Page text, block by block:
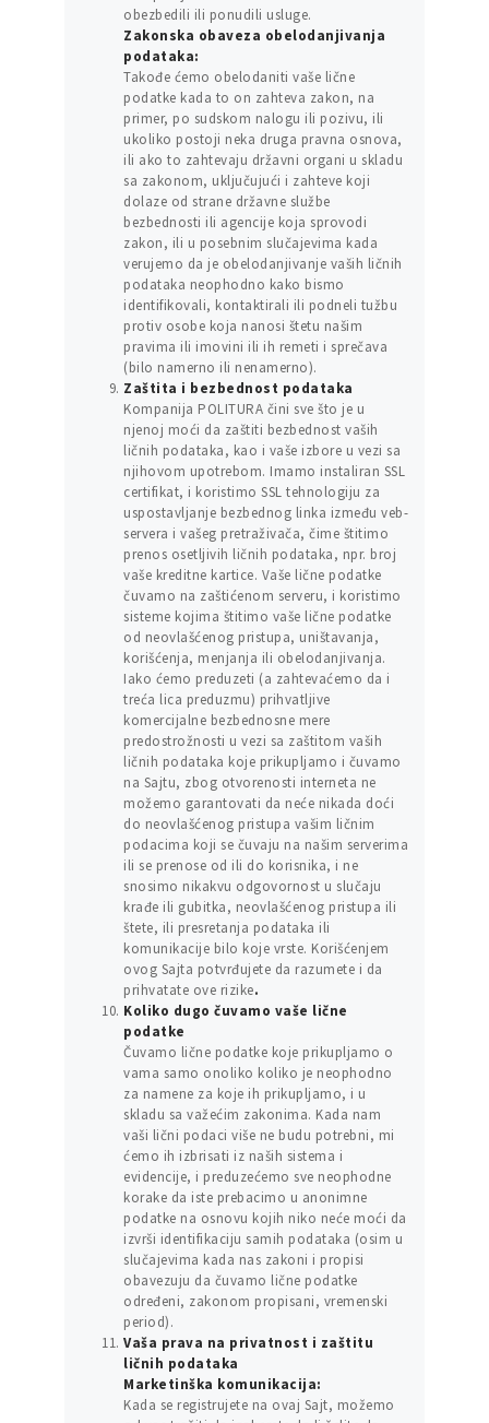
obezbedili ili ponudili usluge.
Zakonska obaveza obelodanjivanja
podataka:
Takođe ćemo obelodaniti vaše lične
podatke kada to on zahteva zakon, na
primer, po sudskom nalogu ili pozivu, ili
ukoliko postoji neka druga pravna osnova,
ili ako to zahtevaju državni organi u skladu
sa zakonom, uključujući i zahteve koji
dolaze od strane državne službe
bezbednosti ili agencije koja sprovodi
zakon, ili u posebnim slučajevima kada
verujemo da je obelodanjivanje vaših ličnih
podataka neophodno kako bismo
identifikovali, kontaktirali ili podneli tužbu
protiv osobe koja nanosi štetu našim
pravima ili imovini ili ih remeti i sprečava
(bilo namerno ili nenamerno).
Zaštita i bezbednost podataka
Kompanija POLITURA čini sve što je u
njenoj moći da zaštiti bezbednost vaših
ličnih podataka, kao i vaše izbore u vezi sa
njihovom upotrebom. Imamo instaliran SSL
certifikat, i koristimo SSL tehnologiju za
uspostavljanje bezbednog linka između veb-
servera i vašeg pretraživača, čime štitimo
prenos osetljivih ličnih podataka, npr. broj
vaše kreditne kartice. Vaše lične podatke
čuvamo na zaštićenom serveru, i koristimo
sisteme kojima štitimo vaše lične podatke
od neovlašćenog pristupa, uništavanja,
korišćenja, menjanja ili obelodanjivanja.
Iako ćemo preduzeti (a zahtevaćemo da i
treća lica preduzmu) prihvatljive
komercijalne bezbednosne mere
predostrožnosti u vezi sa zaštitom vaših
ličnih podataka koje prikupljamo i čuvamo
na Sajtu, zbog otvorenosti interneta ne
možemo garantovati da neće nikada doći
do neovlašćenog pristupa vašim ličnim
podacima koji se čuvaju na našim serverima
ili se prenose od ili do korisnika, i ne
snosimo nikakvu odgovornost u slučaju
krađe ili gubitka, neovlašćenog pristupa ili
štete, ili presretanja podataka ili
komunikacije bilo koje vrste. Korišćenjem
ovog Sajta potvrđujete da razumete i da
prihvatate ove rizike.
Koliko dugo čuvamo vaše lične
podatke
Čuvamo lične podatke koje prikupljamo o
vama samo onoliko koliko je neophodno
za namene za koje ih prikupljamo, i u
skladu sa važećim zakonima. Kada nam
vaši lični podaci više ne budu potrebni, mi
ćemo ih izbrisati iz naših sistema i
evidencije, i preduzećemo sve neophodne
korake da iste prebacimo u anonimne
podatke na osnovu kojih niko neće moći da
izvrši identifikaciju samih podataka (osim u
slučajevima kada nas zakoni i propisi
obavezuju da čuvamo lične podatke
određeni, zakonom propisani, vremenski
period).
Vaša prava na privatnost i zaštitu
ličnih podataka
Marketinška komunikacija:
Kada se registrujete na ovaj Sajt, možemo